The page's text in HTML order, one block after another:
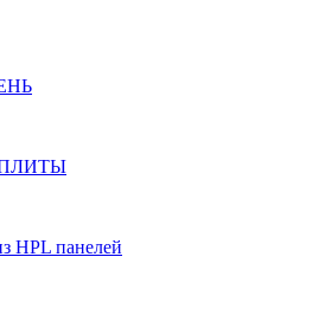
HPL панелей